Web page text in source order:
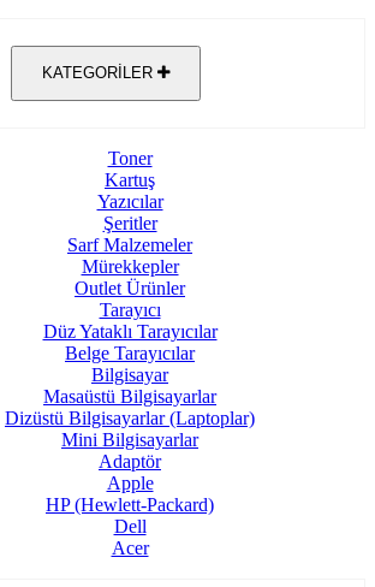
KATEGORİLER
Toner
Kartuş
Yazıcılar
Şeritler
Sarf Malzemeler
Mürekkepler
Outlet Ürünler
Tarayıcı
Düz Yataklı Tarayıcılar
Belge Tarayıcılar
Bilgisayar
Masaüstü Bilgisayarlar
Dizüstü Bilgisayarlar (Laptoplar)
Mini Bilgisayarlar
Adaptör
Apple
HP (Hewlett-Packard)
Dell
Acer